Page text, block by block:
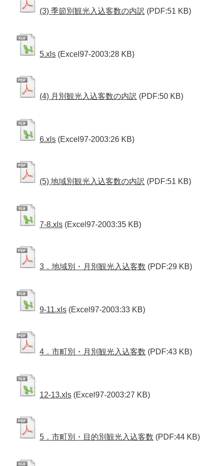
(3) 季節別観光入込客数の内訳 (PDF:51 KB)
5.xls (Excel97-2003:28 KB)
(4) 月別観光入込客数の内訳 (PDF:50 KB)
6.xls (Excel97-2003:26 KB)
(5) 地域別観光入込客数の内訳 (PDF:51 KB)
7-8.xls (Excel97-2003:35 KB)
3．地域別・月別観光入込客数 (PDF:29 KB)
9-11.xls (Excel97-2003:33 KB)
4．市町別・月別観光入込客数 (PDF:43 KB)
12-13.xls (Excel97-2003:27 KB)
5．市町別・目的別観光入込客数 (PDF:44 KB)